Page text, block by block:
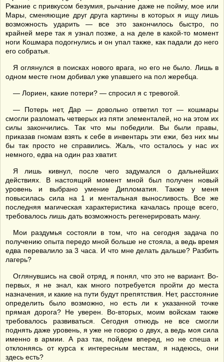
Ржание с привкусом безумия, рычание даже не пойму, мое или
Мары, сменяющие друг друга картины в которых я ищу лишь
возможность ударить — все это закончилось быстро, по
крайней мере так я узнал позже, а на деле в какой-то момент
ноги Кошмара подогнулись и он упал также, как падали до него
его собратья.
Я оглянулся в поисках нового врага, но его не было. Лишь в
одном месте гном добивал уже упавшего на пол жеребца.
— Лориен, какие потери? — спросил я с тревогой.
— Потерь нет, Дар — довольно ответил тот — кошмары
смогли разломать четверых из пяти элементалей, но на этом их
силы закончились. Так что мы победили. Вы были правы,
приказав гномам взять к себе в инвентарь эти ежи, без них мы
бы так просто не справились. Жаль, что осталось у нас их
немного, едва на один раз хватит.
Я лишь кивнул, после чего задумался о дальнейших
действиях. В настоящий момент мной был получен новый
уровень и выбрано умение Дипломатия. Также у меня
повысилась сила на 1 и ментальная выносливость. Все же
последняя магическая характеристика качалась проще всего,
требовалось лишь дать возможность регенерировать ману.
Мои раздумья состояли в том, что на сегодня задача по
получению опыта передо мной больше не стояла, а ведь время
едва перевалило за 3 часа. И что мне делать дальше? Разбить
лагерь?
Оглянувшись на свой отряд, я понял, что это не вариант. Во-
первых, я не знал, как много потребуется пройти до места
назначения, и какие на пути будут препятствия. Нет, расстояние
определить было возможно, но есть ли к указанной точке
прямая дорога? Не уверен. Во-вторых, моим войскам также
требовалось развиваться. Сегодня отнюдь не все смогли
поднять даже уровень, я уже не говорю о двух, а ведь моя сила
именно в армии. А раз так, пойдем вперед, но не спеша и
отклоняясь от курса к интересным местам, я надеюсь, они
здесь есть?